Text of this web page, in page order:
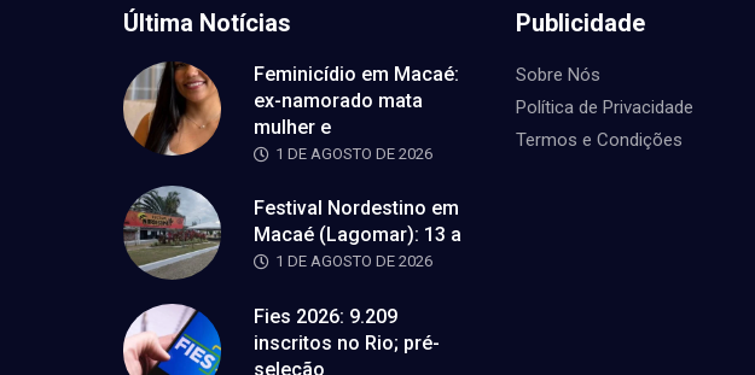
Última Notícias
Feminicídio em Macaé:
ex-namorado mata
mulher e
1 DE AGOSTO DE 2026
Festival Nordestino em
Macaé (Lagomar): 13 a
1 DE AGOSTO DE 2026
Fies 2026: 9.209
inscritos no Rio; pré-
seleção
Publicidade
Sobre Nós
Política de Privacidade
Termos e Condições